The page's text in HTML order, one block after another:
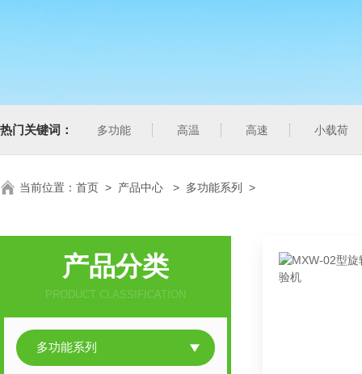
热门关键词： 多功能 高温 高速 小载荷
当前位置： 首页 > 产品中心 > 多功能系列 >
产品分类
PRODUCT CLASSIFICATION
多功能系列